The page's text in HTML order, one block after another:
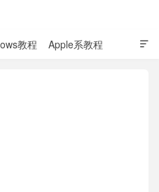

教程 Apple系教程